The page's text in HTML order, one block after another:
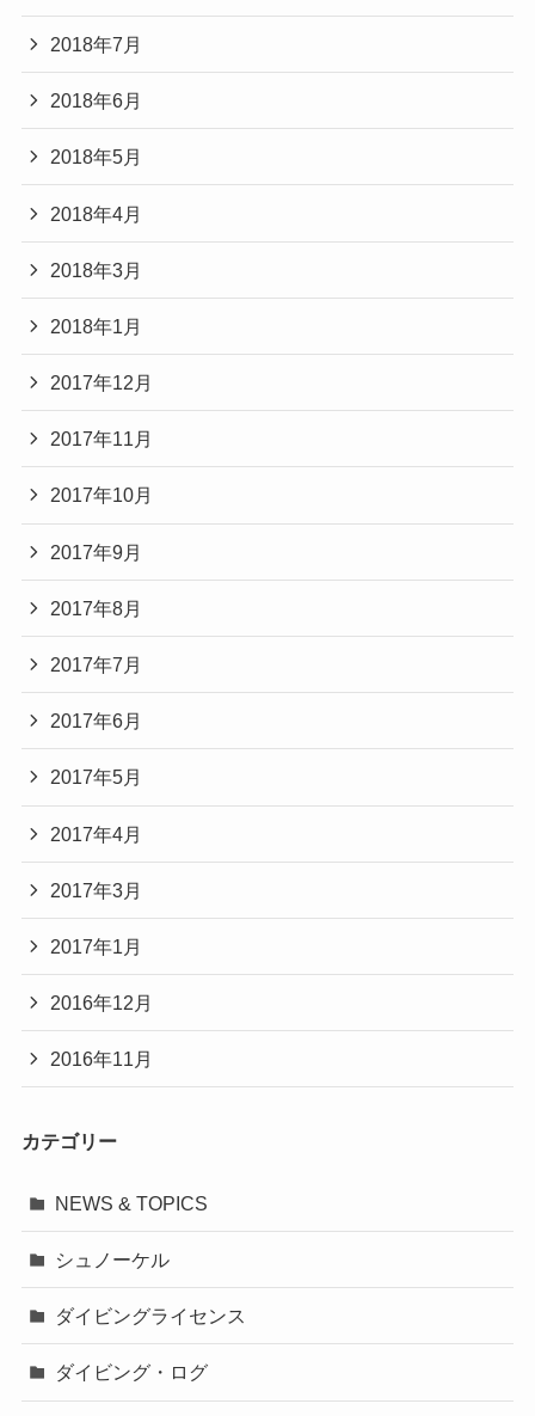
2018年7月
2018年6月
2018年5月
2018年4月
2018年3月
2018年1月
2017年12月
2017年11月
2017年10月
2017年9月
2017年8月
2017年7月
2017年6月
2017年5月
2017年4月
2017年3月
2017年1月
2016年12月
2016年11月
カテゴリー
NEWS & TOPICS
シュノーケル
ダイビングライセンス
ダイビング・ログ